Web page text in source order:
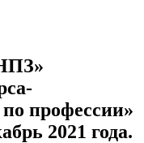
профессии»
2021 года.